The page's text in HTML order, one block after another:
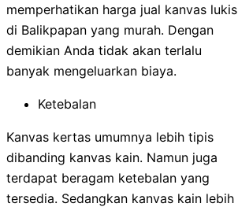
memperhatikan harga jual kanvas lukis
di Balikpapan yang murah. Dengan
demikian Anda tidak akan terlalu
banyak mengeluarkan biaya.
Ketebalan
Kanvas kertas umumnya lebih tipis
dibanding kanvas kain. Namun juga
terdapat beragam ketebalan yang
tersedia. Sedangkan kanvas kain lebih